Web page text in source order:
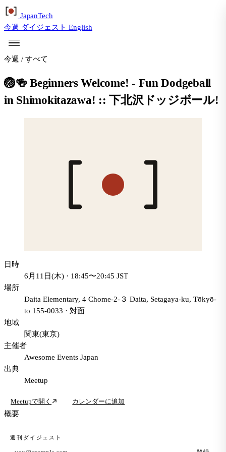
JapanTech
今週 ダイジェスト English
今週 / すべて
🏐🍻 Beginners Welcome! - Fun Dodgeball
in Shimokitazawa! :: 下北沢ドッジボール!
日時
6月11日(木) · 18:45〜20:45 JST
場所
Daita Elementary, 4 Chome-2-３ Daita, Setagaya-ku, Tōkyō-
to 155-0033 · 対面
地域
関東(東京)
主催者
Awesome Events Japan
出典
Meetup
Meetupで開く カレンダーに追加
概要
週刊ダイジェスト